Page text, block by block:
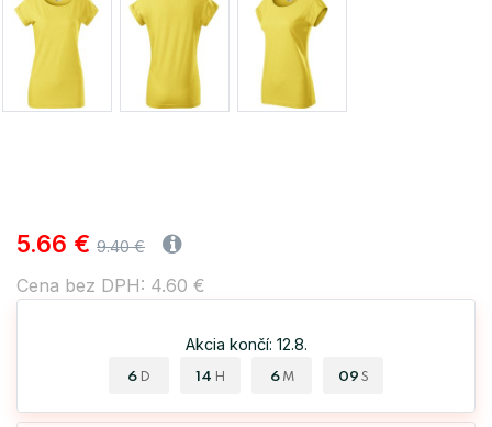
5.66 € 9.40 €
Cena bez DPH: 4.60 €
Akcia končí: 12.8.
6 D 14 H 6 M 08 S